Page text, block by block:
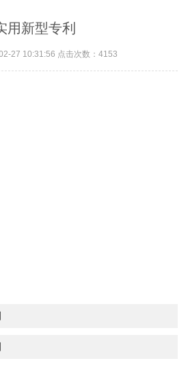
用新型专利
27 10:31:56 点击次数：4153